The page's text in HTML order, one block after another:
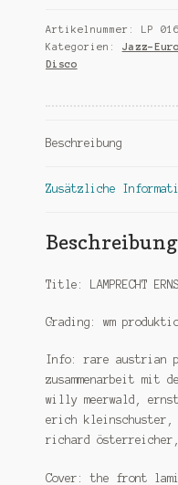
horn
Menge
Artikelnummer: LP
Kategorien: Jazz-
Disco
Beschreibung
Zusätzliche
Beschreibung
Title: LAMPRECHT
Grading: wm
Info: rare austrian
zusammenarbeit
willy meerwald,
erich kleinschuster,
richard
Cover: the front